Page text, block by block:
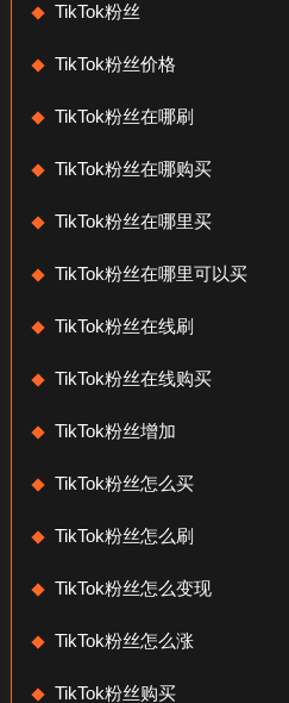
TikTok粉丝
TikTok粉丝价格
TikTok粉丝在哪刷
TikTok粉丝在哪购买
TikTok粉丝在哪里买
TikTok粉丝在哪里可以买
TikTok粉丝在线刷
TikTok粉丝在线购买
TikTok粉丝增加
TikTok粉丝怎么买
TikTok粉丝怎么刷
TikTok粉丝怎么变现
TikTok粉丝怎么涨
TikTok粉丝购买